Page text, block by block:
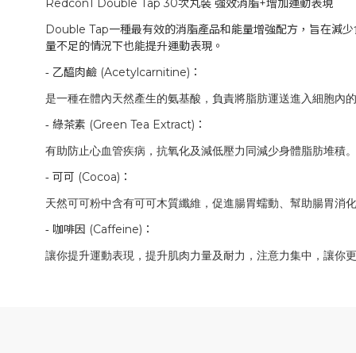
Redcon1 Double Tap 30次丸裝 強效消脂+增加運動表現
Double Tap一種最有效的消脂產品和能量增強配方，旨在減
量不足的情況下也能提升運動表現。
- 乙醯肉鹼 (Acetylcarnitine) ：
是一種在體內天然產生的氨基酸，負責將脂肪運送進入細胞內
- 綠茶素 (Green Tea Extract) ：
有助防止心血管疾病，抗氧化及減低壓力同減少身體脂肪堆積。
- 可可 (Cocoa) ：
天然可可粉中含有可可木質纖維，促進腸胃蠕動、幫助腸胃消
- 咖啡因 (Caffeine) ：
讓你提升運動表現，提升肌肉力量及耐力，注意力集中，讓你